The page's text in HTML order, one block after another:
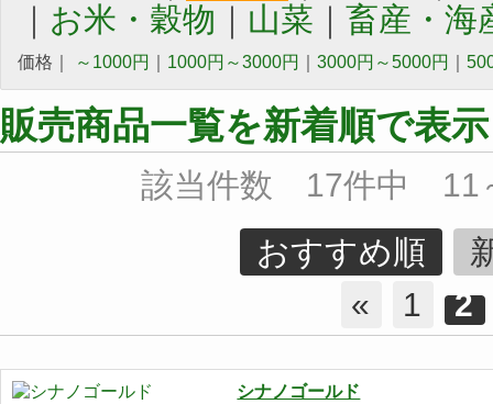
｜ お米・穀物 ｜ 山菜 ｜ 畜産・海
価格｜ ～1000円 1000円～3000円 3000円～5000円
販売商品一覧を新着順で表示
該当件数 17件中 11
おすすめ順
«
1 2
シナノゴールド